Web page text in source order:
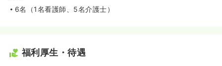
6名（1名看護師、5名介護士）
福利厚生・待遇